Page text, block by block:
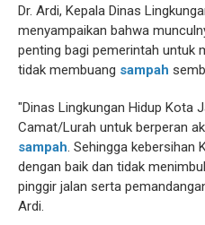
Dr. Ardi, Kepala Dinas
menyampaikan bahwa
penting bagi pemerintah untuk
tidak membuang sampah
"Dinas Lingkungan Hidup Kota
Camat/Lurah untuk berperan
sampah. Sehingga kebersihan
dengan baik dan tidak
pinggir jalan serta
Ardi.